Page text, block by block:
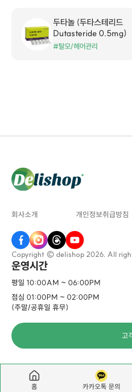
두타놀 (두타스테리드
Dutasteride 0.5mg)
#탈모/헤어관리
회사소개 개인정보취급방침
Copyright © delishop 2026. All
운영시간
평일 10:00AM ~ 06:00PM
점심 01:00PM ~ 02:00PM
(주말/공휴일 휴무)
고
홈 카카오톡 문의